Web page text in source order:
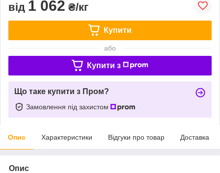
від 1 062 ₴/кг
Купити
або
Купити з
Що таке купити з Пром?
Замовлення під захистом
Опис Характеристики Відгуки про товар Доставка
Опис